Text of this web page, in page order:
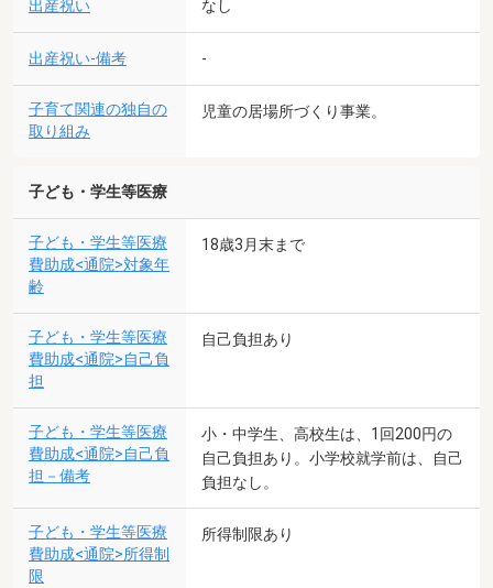
出産祝い なし
出産祝い-備考 -
子育て関連の独自の
取り組み
児童の居場所づくり事業。
子ども・学生等医療
子ども・学生等医療
費助成<通院>対象年
齢
18歳3月末まで
子ども・学生等医療
費助成<通院>自己負
担
自己負担あり
子ども・学生等医療
費助成<通院>自己負
担－備考
小・中学生、高校生は、1回200円の
自己負担あり。小学校就学前は、自己
負担なし。
子ども・学生等医療
費助成<通院>所得制
限
所得制限あり